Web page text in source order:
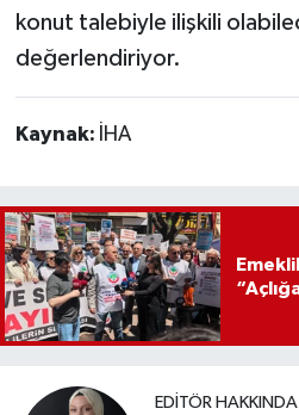
konut talebiyle ilişkili
değerlendiriyor.
Kaynak: İHA
EDITÖR HAKKINDA